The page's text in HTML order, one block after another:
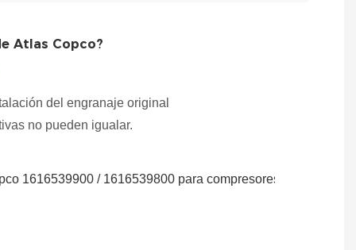
Atlas Copco?
del engranaje original
no pueden igualar.